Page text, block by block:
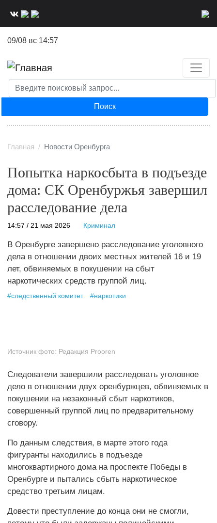
09/08 вс 14:57
Поиск
Главная Новости Оренбурга
Попытка наркосбыта в подъезде
дома: СК Оренбуржья завершил
расследование дела
14:57 / 21 мая 2026 Криминал
В Оренбурге завершено расследование уголовного
дела в отношении двоих местных жителей 16 и 19
лет, обвиняемых в покушении на сбыт
наркотических средств группой лиц.
#следственный комитет #наркотики
Источник фото: Редакция Prooren
Следователи завершили расследовать уголовное
дело в отношении двух оренбуржцев, обвиняемых в
покушении на незаконный сбыт наркотиков,
совершенный группой лиц по предварительному
сговору.
По данным следствия, в марте этого года
фигуранты находились в подъезде
многоквартирного дома на проспекте Победы в
Оренбурге и пытались сбыть наркотическое
средство третьим лицам.
Довести преступление до конца они не смогли,